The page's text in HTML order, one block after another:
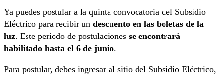
Ya puedes postular a la quinta convocatoria del Subsidio
Eléctrico para recibir un descuento en las boletas de la
luz. Este periodo de postulaciones se encontrará
habilitado hasta el 6 de junio.
Para postular, debes ingresar al sitio del Subsidio Eléctrico,